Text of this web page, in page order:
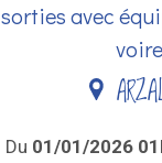
sorties avec
Du 01/01/2026